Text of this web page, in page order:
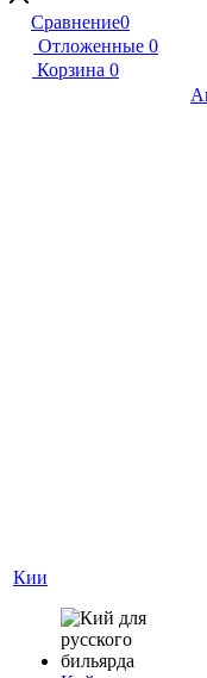
Сравнение0
Отложенные 0
Корзина 0
Кии